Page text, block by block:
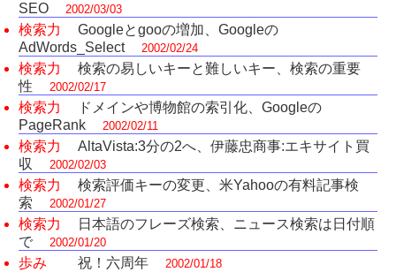
SEO
2002/03/03
検索力
Googleとgooの増加、Googleの
AdWords_Select
2002/02/24
検索力
検索の易しいキーと難しいキー、検索の重要
性
2002/02/17
検索力
ドメインや博物館の索引化、Googleの
PageRank
2002/02/11
検索力
AltaVista:3分の2へ、伊藤忠商事:エキサイト買
収
2002/02/03
検索力
検索評価キーの変更、米Yahooの有料記事検
索
2002/01/27
検索力
日本語のフレーズ検索、ニュース検索は日付順
で
2002/01/20
歩み 祝！六周年 2002/01/18